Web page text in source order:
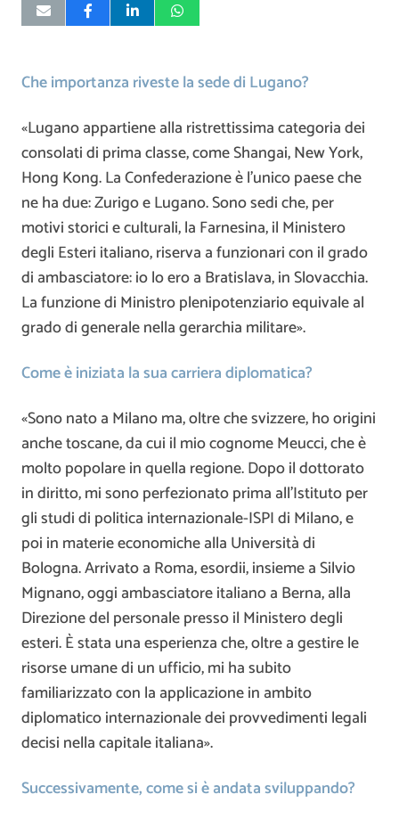
Che importanza riveste la sede di Lugano?
«Lugano appartiene alla ristrettissima categoria dei
consolati di prima classe, come Shangai, New York,
Hong Kong. La Confederazione è l’unico paese che
ne ha due: Zurigo e Lugano. Sono sedi che, per
motivi storici e culturali, la Farnesina, il Ministero
degli Esteri italiano, riserva a funzionari con il grado
di ambasciatore: io lo ero a Bratislava, in Slovacchia.
La funzione di Ministro plenipotenziario equivale al
grado di generale nella gerarchia militare».
Come è iniziata la sua carriera diplomatica?
«Sono nato a Milano ma, oltre che svizzere, ho origini
anche toscane, da cui il mio cognome Meucci, che è
molto popolare in quella regione. Dopo il dottorato
in diritto, mi sono perfezionato prima all’Istituto per
gli studi di politica internazionale-ISPI di Milano, e
poi in materie economiche alla Università di
Bologna. Arrivato a Roma, esordii, insieme a Silvio
Mignano, oggi ambasciatore italiano a Berna, alla
Direzione del personale presso il Ministero degli
esteri. È stata una esperienza che, oltre a gestire le
risorse umane di un ufficio, mi ha subito
familiarizzato con la applicazione in ambito
diplomatico internazionale dei provvedimenti legali
decisi nella capitale italiana».
Successivamente, come si è andata sviluppando?